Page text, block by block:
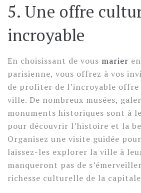
5. Une offre
incroyable
En choisissant de vous marier
parisienne, vous offrez à vos
de profiter de l’incroyable
ville. De nombreux musées,
monuments historiques sont à
pour découvrir l’histoire et la
Organisez une visite guidée
laissez-les explorer la ville à
manqueront pas de
richesse culturelle de la